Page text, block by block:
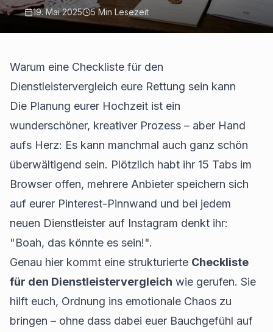
19. Mai 2025 5Min Lesezeit
Warum eine Checkliste für den
Dienstleistervergleich eure Rettung sein kann
Die Planung eurer Hochzeit ist ein
wunderschöner, kreativer Prozess – aber Hand
aufs Herz: Es kann manchmal auch ganz schön
überwältigend sein. Plötzlich habt ihr 15 Tabs im
Browser offen, mehrere Anbieter speichern sich
auf eurer Pinterest-Pinnwand und bei jedem
neuen Dienstleister auf Instagram denkt ihr:
"Boah, das könnte es sein!".
Genau hier kommt eine strukturierte Checkliste
für den Dienstleistervergleich wie gerufen. Sie
hilft euch, Ordnung ins emotionale Chaos zu
bringen – ohne dass dabei euer Bauchgefühl auf